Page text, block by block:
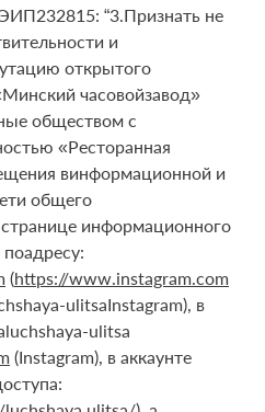
“3.Признать не
и
открытого
часовойзавод»
обществом с
«Ресторанная
винформационной и
общего
информационного
(https://www.instagram.com
ulitsaInstagram), в
ulitsa
(Instagram), в аккаунте